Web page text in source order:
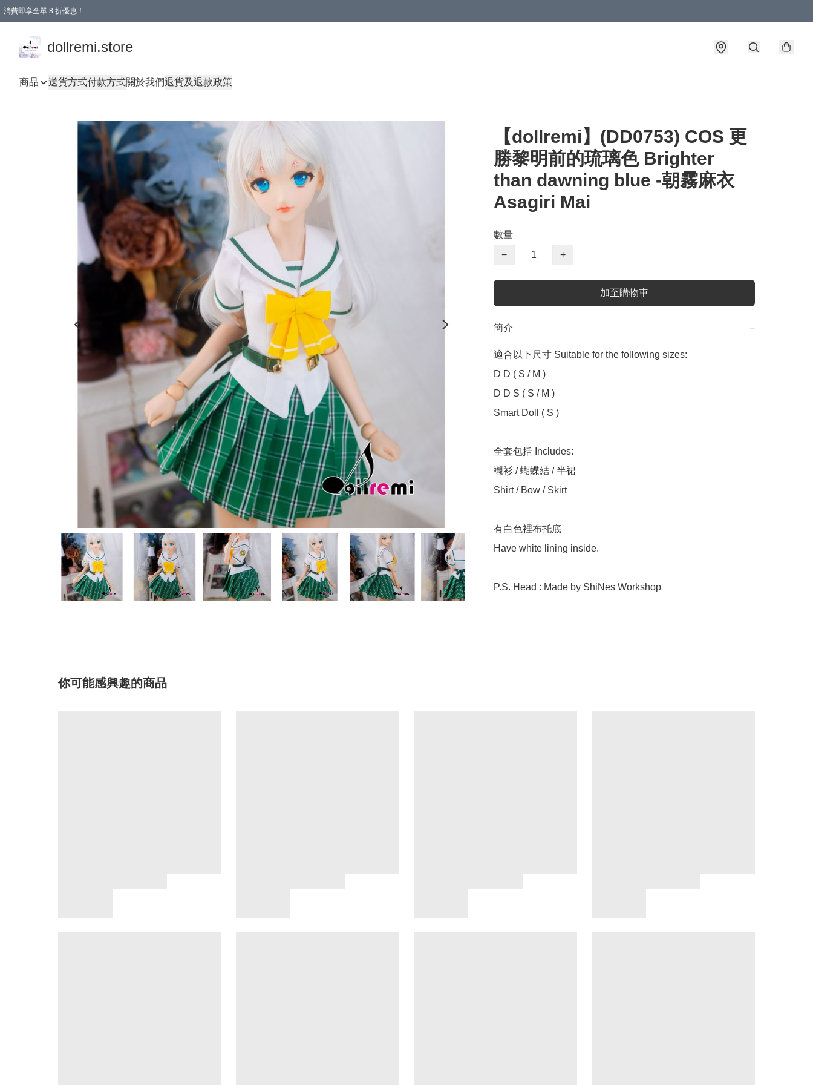
消費即享全單 8 折優惠！
dollremi.store
商品 送貨方式付款方式關於我們退貨及退款政策
【dollremi】(DD0753) COS 更
勝黎明前的琉璃色 Brighter
than dawning blue -朝霧麻衣
Asagiri Mai
數量
−
+
加至購物車
簡介 −
適合以下尺寸 Suitable for the following sizes:
D D ( S / M )
D D S ( S / M )
Smart Doll ( S )
全套包括 Includes:
襯衫 / 蝴蝶結 / 半裙
Shirt / Bow / Skirt
有白色裡布托底
Have white lining inside.
P.S. Head : Made by ShiNes Workshop
你可能感興趣的商品